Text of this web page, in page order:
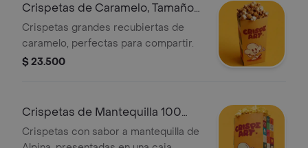
Crispetas de Caramelo, Tamaño
Grande
Crispetas grandes recubiertas de
caramelo, perfectas para compartir.
$ 23.500
Crispetas de Mantequilla 100
Alpina
Crispetas con sabor a mantequilla de